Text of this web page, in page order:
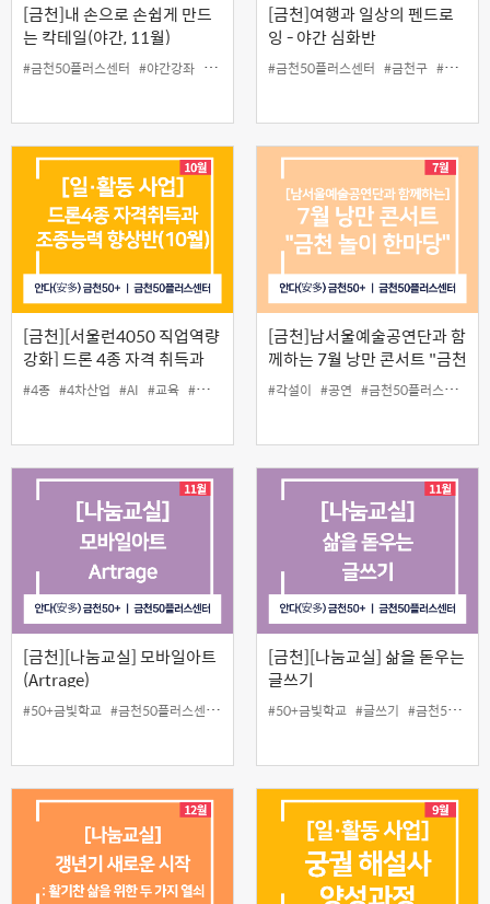
[금천]내 손으로 손쉽게 만드
는 칵테일(야간, 11월)
#금천50플러스센터 #야간강좌 #원데이스쿨 #칵테일 #칵테일제조
[금천]여행과 일상의 펜드로
잉 - 야간 심화반
#금천50플러스센터 #금천구 #여행과 일상의 펜드로잉
[금천][서울런4050 직업역량
강화] 드론 4종 자격 취득과
조종 능력 향상반(10월)
#4종 #4차산업 #AI #교육 #금천50플러스센터 #드론 #디지털 #일활동 #자격
[금천]남서울예술공연단과 함
께하는 7월 낭만 콘서트 "금천
놀이 한마당"
#각설이 #공연 #금천50플러스센터
[금천][나눔교실] 모바일아트
(Artrage)
#50+금빛학교 #금천50플러스센터 #나눔교실 #인생설계교육사업
[금천][나눔교실] 삶을 돋우는
글쓰기
#50+금빛학교 #글쓰기 #금천50플러스센터